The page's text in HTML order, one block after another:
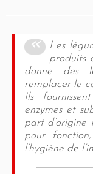
Les
produits
donne des
remplacer le
Ils
enzymes et
part
pour
l’hygiène de